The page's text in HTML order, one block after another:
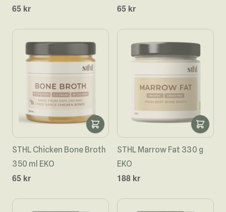
65 kr 65 kr
STHL Chicken Bone Broth
350 ml EKO
65 kr
STHL Marrow Fat 330 g
EKO
188 kr